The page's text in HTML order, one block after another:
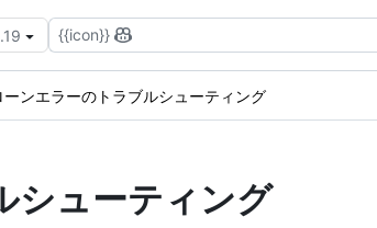
{{icon}}
ーンエラーのトラブルシューティング
シューティング